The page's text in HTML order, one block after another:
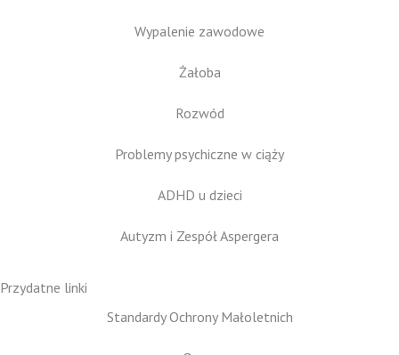
Wypalenie zawodowe
Żałoba
Rozwód
Problemy psychiczne w ciąży
ADHD u dzieci
Autyzm i Zespół Aspergera
Przydatne linki
Standardy Ochrony Małoletnich